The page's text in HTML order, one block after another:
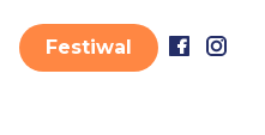
Festiwal